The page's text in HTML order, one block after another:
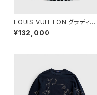
LOUIS VUITTON グラディエ
ント コットン Tシャツ ブラック L
¥132,000